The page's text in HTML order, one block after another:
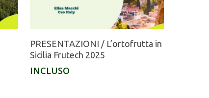
PRESENTAZIONI / L’ortofrutta in
Sicilia Frutech 2025
INCLUSO